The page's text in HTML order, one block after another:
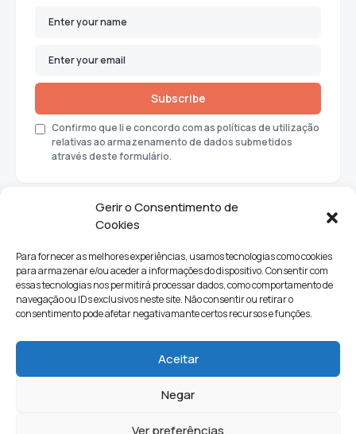
Gerir o Consentimento de
Cookies
Para fornecer as melhores experiências, usamos tecnologias como cookies
para armazenar e/ou aceder a informações do dispositivo. Consentir com
essas tecnologias nos permitirá processar dados, como comportamento de
navegação ou IDs exclusivos neste site. Não consentir ou retirar o
consentimento pode afetar negativamante certos recursos e funções.
Aceitar
Negar
Ver preferências
Subscribe
Confirmo que li e concordo com as políticas de utilização
relativas ao armazenamento de dados submetidos
através deste formulário.
Ciências e Tecnologia